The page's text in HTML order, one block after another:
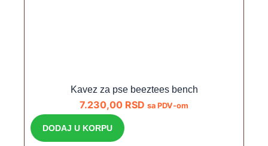
Kavez za pse beeztees bench
7.230,00 RSD sa PDV-om
DODAJ U KORPU